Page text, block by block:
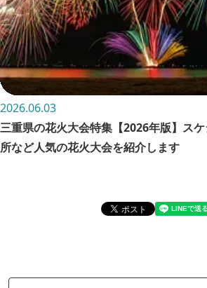
2026.06.03
三重県の花火大会特集【2026年版】ス
所など人気の花火大会を紹介します